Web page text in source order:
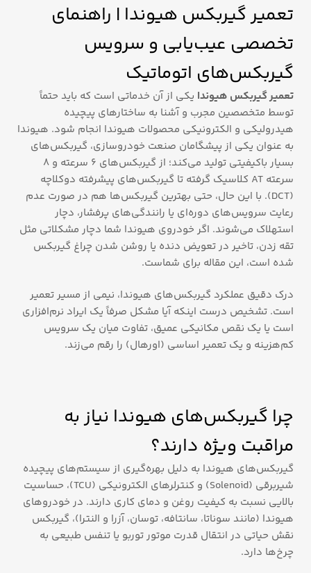
تعمیر گیربکس هیوندا | راهنمای
تخصصی عیب‌یابی و سرویس
گیربکس‌های اتوماتیک
تعمیر گیربکس هیوندا یکی از آن خدماتی است که باید حتماً
توسط متخصصین مجرب و آشنا به ساختارهای پیچیده
هیدرولیکی و الکترونیکی محصولات هیوندا انجام شود. هیوندا
به عنوان یکی از پیشگامان صنعت خودروسازی، گیربکس‌های
بسیار باکیفیتی تولید می‌کند؛ از گیربکس‌های 6 سرعته و 8
سرعته AT کلاسیک گرفته تا گیربکس‌های پیشرفته دوکلاچه
(DCT). با این حال، حتی بهترین گیربکس‌ها هم در صورت عدم
رعایت سرویس‌های دوره‌ای یا رانندگی‌های پرفشار، دچار
استهلاک می‌شوند. اگر خودروی هیوندا شما دچار مشکلاتی مثل
تقه زدن، تاخیر در تعویض دنده یا روشن شدن چراغ گیربکس
شده است، این مقاله برای شماست.
درک دقیق عملکرد گیربکس‌های هیوندا، نیمی از مسیر تعمیر
است. تشخیص درست اینکه آیا مشکل صرفاً یک ایراد نرم‌افزاری
است یا یک نقص مکانیکی عمیق، تفاوت میان یک سرویس
کم‌هزینه و یک تعمیر اساسی (اورهال) را رقم می‌زند.
چرا گیربکس‌های هیوندا نیاز به
مراقبت ویژه دارند؟
گیربکس‌های هیوندا به دلیل بهره‌گیری از سیستم‌های پیچیده
شیربرقی (Solenoid) و کنترلرهای الکترونیکی (TCU)، حساسیت
بالایی نسبت به کیفیت روغن و دمای کاری دارند. در خودروهای
هیوندا (مانند سوناتا، سانتافه، توسان، آزرا و النترا)، گیربکس
نقش حیاتی در انتقال قدرت موتور توربو یا تنفس طبیعی به
چرخ‌ها دارد.